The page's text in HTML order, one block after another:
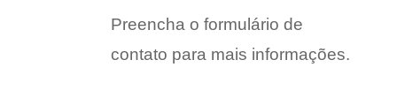
Preencha o formulário de
contato para mais informações.